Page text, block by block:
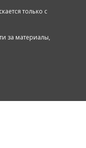
только с
за материалы,